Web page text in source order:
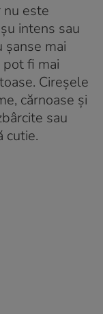
nu este
intens sau
șanse mai
fi mai
Cireșele
cărnoase și
sau
cutie.